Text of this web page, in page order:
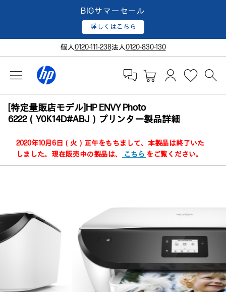
BIGサマーセール
詳しくはこちら
個人0120-111-238法人0120-830-130
[特定量販店モデル]HP ENVY Photo
6222（Y0K14D#ABJ）プリンター製品詳細
2020年10月6日（火）正午をもちまして、本製品は終了いた
しました。現在販売中の製品は、
こちら をご覧ください。